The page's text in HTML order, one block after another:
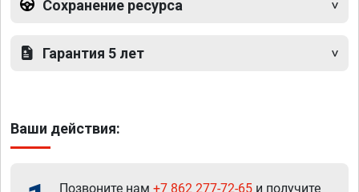
Сохранение ресурса
Гарантия 5 лет
Ваши действия:
Позвоните нам +7 862 277-72-65 и получите